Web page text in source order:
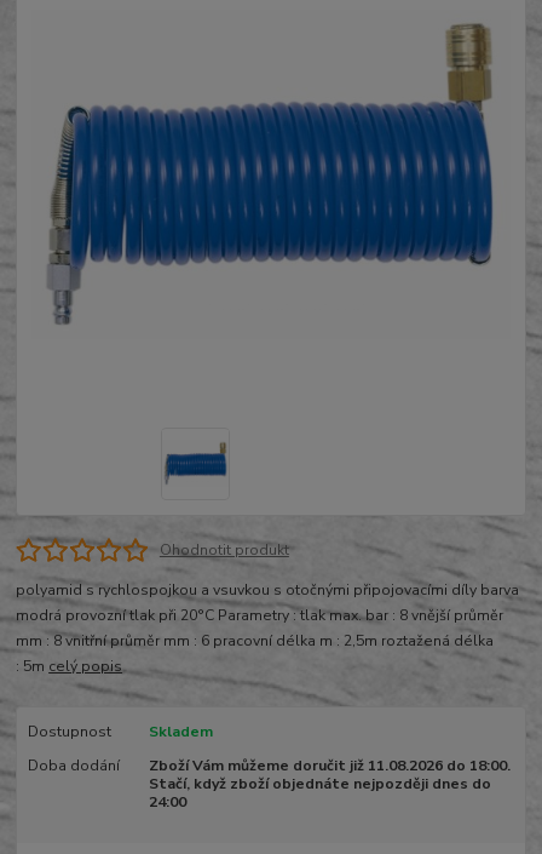
Ohodnotit produkt
polyamid s rychlospojkou a vsuvkou s otočnými připojovacími díly barva
modrá provozní tlak při 20°C Parametry : tlak max. bar : 8 vnější průměr
mm : 8 vnitřní průměr mm : 6 pracovní délka m : 2,5m roztažená délka
: 5m celý popis
Dostupnost
Skladem
Doba dodání
Zboží Vám můžeme doručit již 11.08.2026 do 18:00.
Stačí, když zboží objednáte nejpozději dnes do
24:00